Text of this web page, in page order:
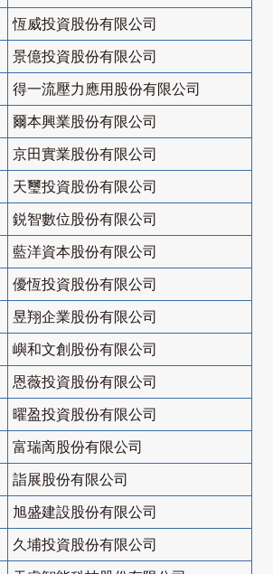
恆威投資股份有限公司
景億投資股份有限公司
得一流壓力應用股份有限公司
爾本興業股份有限公司
京田實業股份有限公司
天璽投資股份有限公司
鋭智數位股份有限公司
藍洋資本股份有限公司
優恆投資股份有限公司
昱翔企業股份有限公司
嶼和文創股份有限公司
恩薇投資股份有限公司
曜盈投資股份有限公司
富瑞啇股份有限公司
詣展股份有限公司
旭盛建設股份有限公司
久埔投資股份有限公司